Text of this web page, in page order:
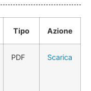
Tipo Azione
PDF Scarica